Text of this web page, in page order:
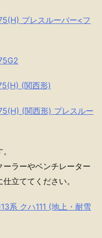
プレスルーバー<フ
(関西形)
(関西形) プレスルー
ラーやベンチレーター
立ててください。
系 クハ111 (地上・耐雪